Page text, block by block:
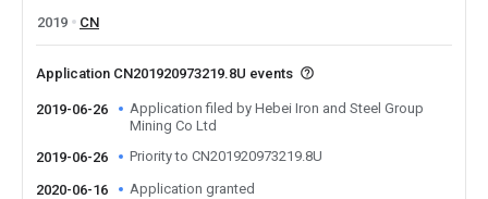
2019
CN
Application CN201920973219.8U events
2019-06-26
Application filed by Hebei Iron and Steel Group
Mining Co Ltd
2019-06-26
Priority to CN201920973219.8U
2020-06-16 Application granted